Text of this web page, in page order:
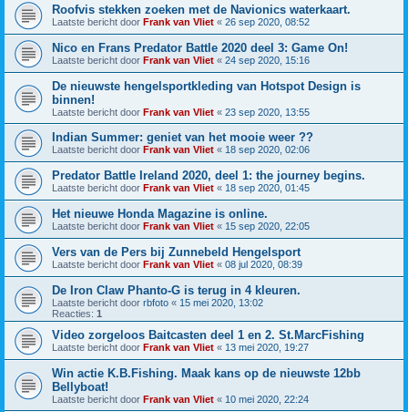
Roofvis stekken zoeken met de Navionics waterkaart.
Laatste bericht door Frank van Vliet « 26 sep 2020, 08:52
Nico en Frans Predator Battle 2020 deel 3: Game On!
Laatste bericht door Frank van Vliet « 24 sep 2020, 15:16
De nieuwste hengelsportkleding van Hotspot Design is
binnen!
Laatste bericht door Frank van Vliet « 23 sep 2020, 13:55
Indian Summer: geniet van het mooie weer ??
Laatste bericht door Frank van Vliet « 18 sep 2020, 02:06
Predator Battle Ireland 2020, deel 1: the journey begins.
Laatste bericht door Frank van Vliet « 18 sep 2020, 01:45
Het nieuwe Honda Magazine is online.
Laatste bericht door Frank van Vliet « 15 sep 2020, 22:05
Vers van de Pers bij Zunnebeld Hengelsport
Laatste bericht door Frank van Vliet « 08 jul 2020, 08:39
De Iron Claw Phanto-G is terug in 4 kleuren.
Laatste bericht door rbfoto « 15 mei 2020, 13:02
Reacties: 1
Video zorgeloos Baitcasten deel 1 en 2. St.MarcFishing
Laatste bericht door Frank van Vliet « 13 mei 2020, 19:27
Win actie K.B.Fishing. Maak kans op de nieuwste 12bb
Bellyboat!
Laatste bericht door Frank van Vliet « 10 mei 2020, 22:24